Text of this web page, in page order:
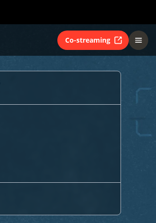
Co-streaming